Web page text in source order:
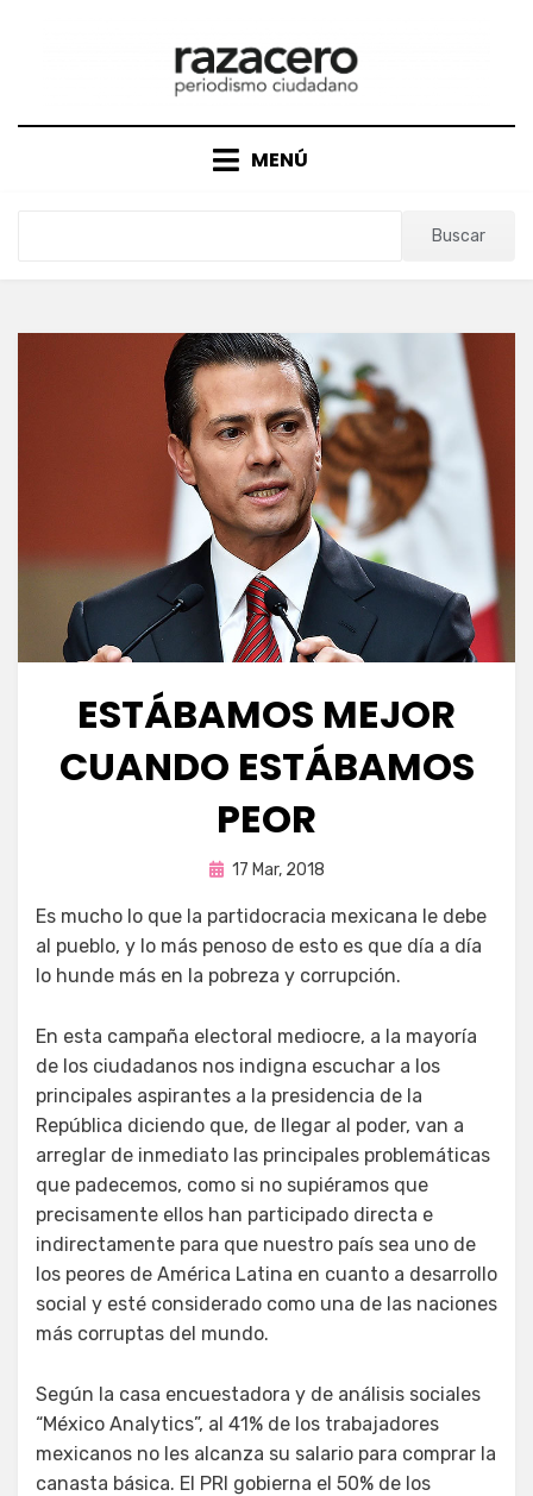
MENÚ
Buscar
ESTÁBAMOS MEJOR
CUANDO ESTÁBAMOS
PEOR
porEnrique
Publicada
17 Mar, 2018
Es mucho lo que la partidocracia mexicana le debe
al pueblo, y lo más penoso de esto es que día a día
lo hunde más en la pobreza y corrupción.
En esta campaña electoral mediocre, a la mayoría
de los ciudadanos nos indigna escuchar a los
principales aspirantes a la presidencia de la
República diciendo que, de llegar al poder, van a
arreglar de inmediato las principales problemáticas
que padecemos, como si no supiéramos que
precisamente ellos han participado directa e
indirectamente para que nuestro país sea uno de
los peores de América Latina en cuanto a desarrollo
social y esté considerado como una de las naciones
más corruptas del mundo.
Según la casa encuestadora y de análisis sociales
“México Analytics”, al 41% de los trabajadores
mexicanos no les alcanza su salario para comprar la
canasta básica. El PRI gobierna el 50% de los